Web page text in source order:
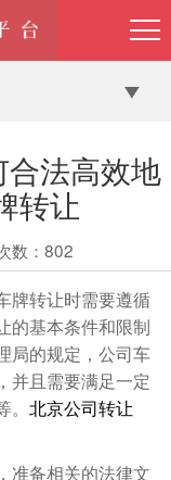
法高效地
转让
数： 802
牌转让时需要遵循
的基本条件和限制
局的规定，公司车
并且需要满足一定
。北京公司转让
准备相关的法律文